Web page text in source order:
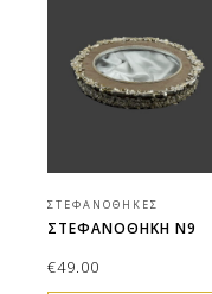
ΣΤΕΦΑΝΟΘΉΚΕΣ
ΣΤΕΦΑΝΟΘΗΚΗ Ν9
€49.00